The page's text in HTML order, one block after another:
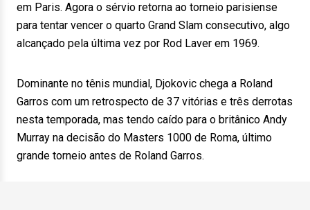
em Paris. Agora o sérvio retorna ao torneio parisiense
para tentar vencer o quarto Grand Slam consecutivo, algo
alcançado pela última vez por Rod Laver em 1969.
Dominante no tênis mundial, Djokovic chega a Roland
Garros com um retrospecto de 37 vitórias e três derrotas
nesta temporada, mas tendo caído para o britânico Andy
Murray na decisão do Masters 1000 de Roma, último
grande torneio antes de Roland Garros.